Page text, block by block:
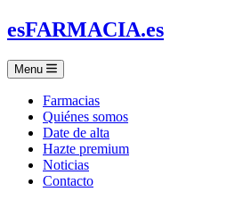
esFARMACIA.es
Menu
Farmacias
Quiénes somos
Date de alta
Hazte premium
Noticias
Contacto